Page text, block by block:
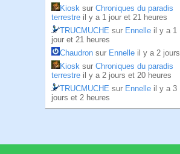
Kiosk sur Chroniques du paradis
terrestre il y a 1 jour et 21 heures
TRUCMUCHE sur Ennelle il y a 1
jour et 21 heures
Chaudron sur Ennelle il y a 2 jours
Kiosk sur Chroniques du paradis
terrestre il y a 2 jours et 20 heures
TRUCMUCHE sur Ennelle il y a 3
jours et 2 heures